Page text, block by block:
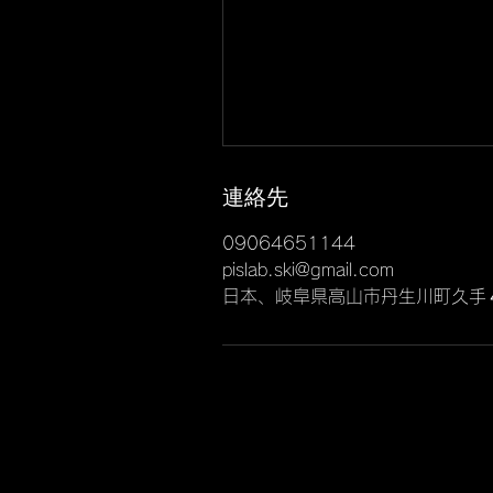
連絡先
09064651144
pislab.ski@gmail.com
日本、岐阜県高山市丹生川町久手